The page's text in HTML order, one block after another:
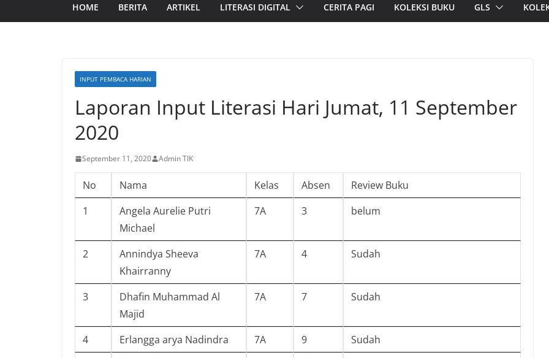
HOME BERITA ARTIKEL LITERASI DIGITAL CERITA PAGI KOLEKSI BUKU GLS
INPUT PEMBACA HARIAN
Laporan Input Literasi Hari Jumat, 11 September
2020
September 11, 2020 Admin TIK
No Nama Kelas Absen
Review Buku
1
Angela Aurelie Putri
Michael
7A 3 belum
2
Annindya Sheeva
Khairranny
7A 4 Sudah
3
Dhafin Muhammad Al
Majid
7A 7 Sudah
4 Erlangga arya Nadindra 7A 9
Sudah